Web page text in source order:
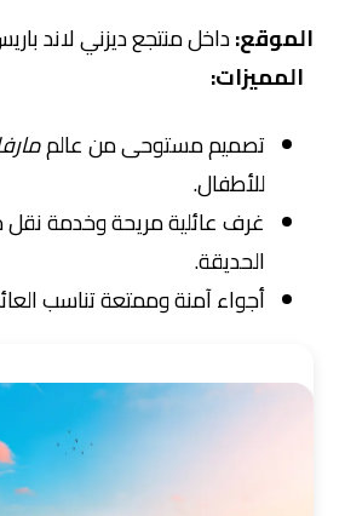
الموقع:داخل منتجع ديزني لاند
المميزات:
تصميم مستوحى من عالم
للأطفال.
غرف عائلية مريحة وخدمة نقل
الحديقة.
أجواء آمنة وممتعة تناسب